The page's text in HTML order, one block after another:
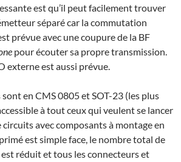
est qu’il peut facilement trouver
séparé car la commutation
prévue avec une coupure de la BF
pour écouter sa propre transmission.
externe est aussi prévue.
en CMS 0805 et SOT-23 (les plus
à tout ceux qui veulent se lancer
circuits avec composants à montage en
est simple face, le nombre total de
réduit et tous les connecteurs et